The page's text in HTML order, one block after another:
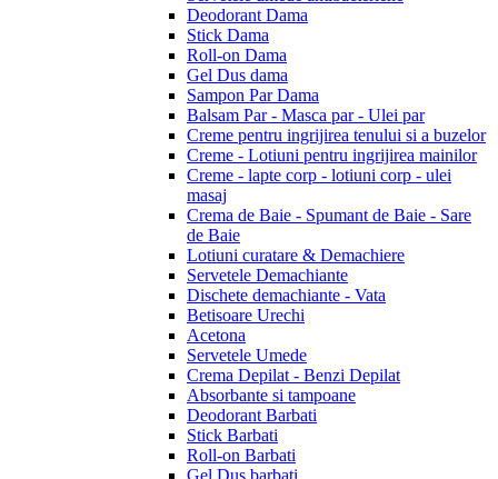
Deodorant Dama
Stick Dama
Roll-on Dama
Gel Dus dama
Sampon Par Dama
Balsam Par - Masca par - Ulei par
Creme pentru ingrijirea tenului si a buzelor
Creme - Lotiuni pentru ingrijirea mainilor
Creme - lapte corp - lotiuni corp - ulei
masaj
Crema de Baie - Spumant de Baie - Sare
de Baie
Lotiuni curatare & Demachiere
Servetele Demachiante
Dischete demachiante - Vata
Betisoare Urechi
Acetona
Servetele Umede
Crema Depilat - Benzi Depilat
Absorbante si tampoane
Deodorant Barbati
Stick Barbati
Roll-on Barbati